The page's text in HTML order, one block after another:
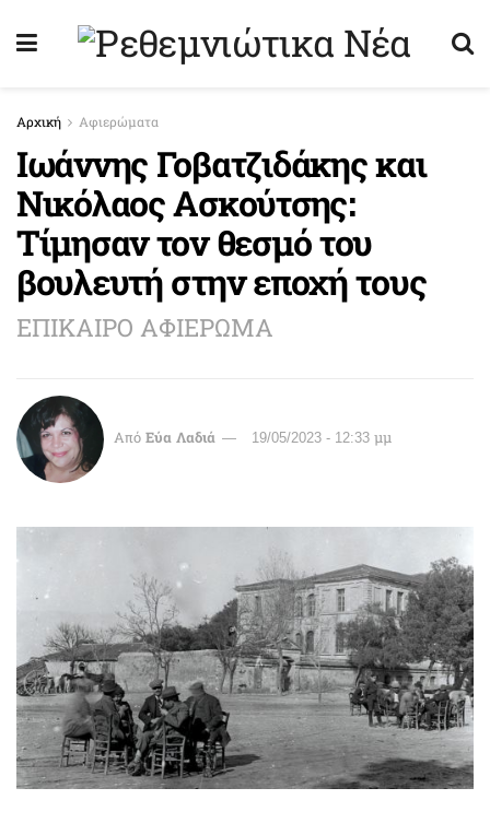
Αρχική Αφιερώματα
Ιωάννης Γοβατζιδάκης και
Νικόλαος Ασκούτσης:
Τίμησαν τον θεσμό του
βουλευτή στην εποχή τους
ΕΠΙΚΑΙΡΟ ΑΦΙΕΡΩΜΑ
Από Εύα Λαδιά 19/05/2023 - 12:33 μμ